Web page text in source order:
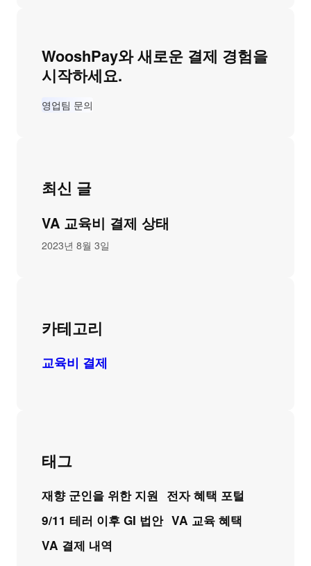
WooshPay와 새로운 결제 경험을
시작하세요.
영업팀 문의
최신 글
VA 교육비 결제 상태
2023년 8월 3일
카테고리
교육비 결제
태그
재향 군인을 위한 지원
전자 혜택 포털
9/11 테러 이후 GI 법안 VA 교육 혜택
VA 결제 내역